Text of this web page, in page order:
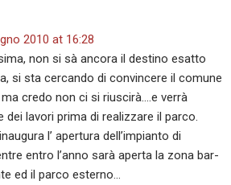
2010 at 16:28
non si sà ancora il destino esatto
si sta cercando di convincere il comune
credo non ci si riuscirà….e verrà
dei lavori prima di realizzare il parco.
l’ apertura dell’impianto di
entro l’anno sarà aperta la zona bar-
ed il parco esterno…